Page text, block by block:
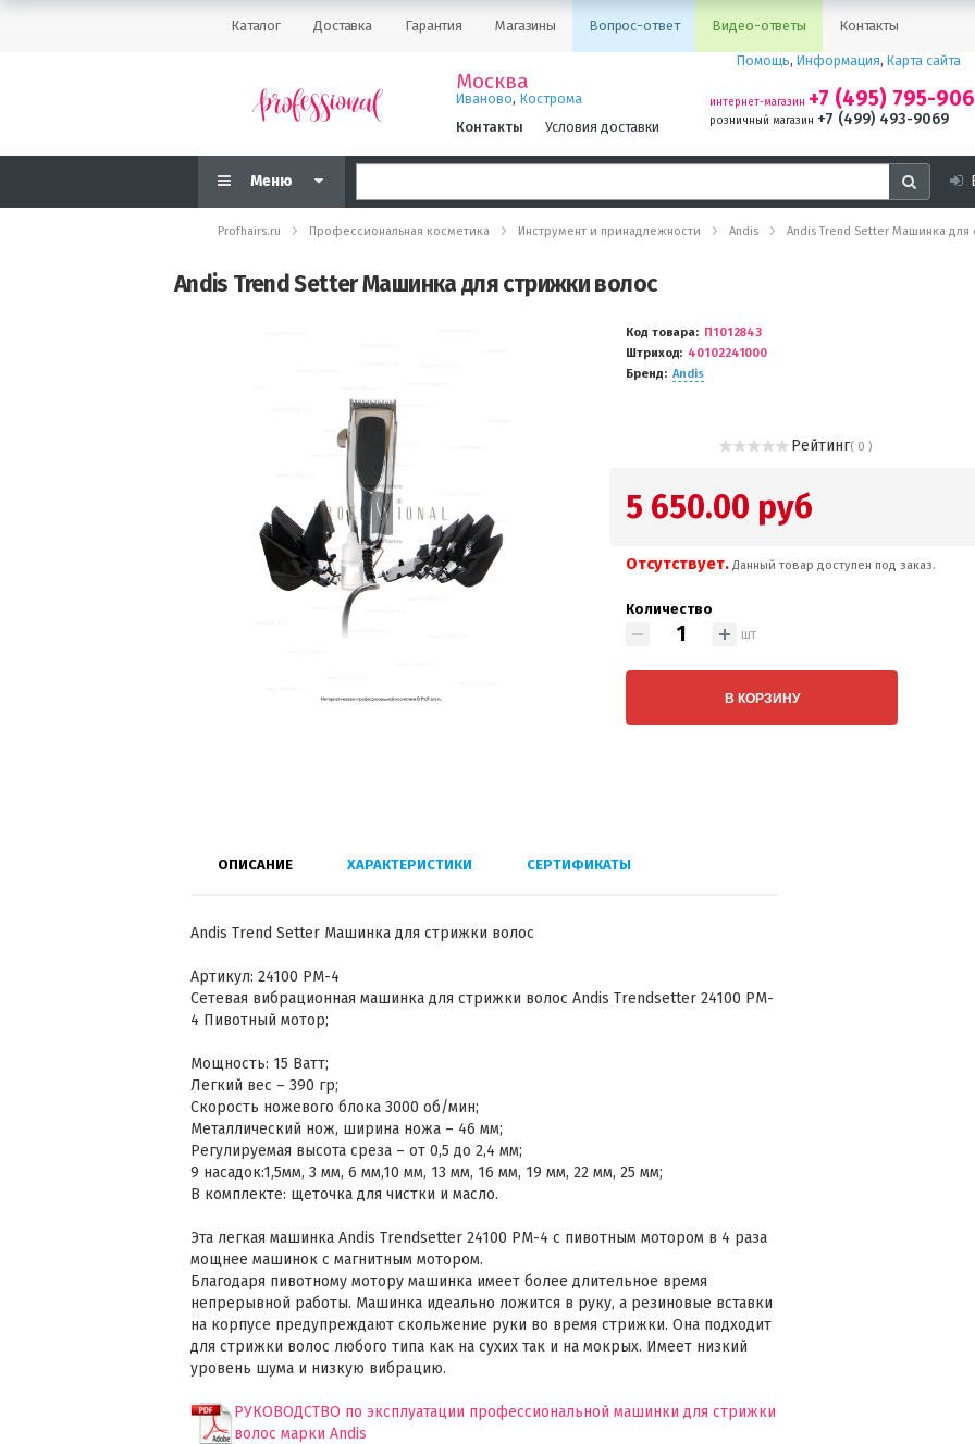
Каталог Доставка Гарантия Магазины Вопрос-ответ Видео-ответы Контакты
Москва
Иваново, Кострома
Контакты
Условия доставки
Помощь, Информация, Карта сайта
интернет-магазин +7 (495) 795-
розничный магазин +7 (499) 493-9069
Меню
Profhairs.ru Профессиональная косметика Инструмент и принадлежности Andis Andis Trend Setter Машинка для
Andis Trend Setter Машинка для стрижки волос
Код товара
П1012843
Штриход
40102241000
Бренд
Andis
Рейтинг( 0 )
5 650.00 руб
Отсутствует.Данный товар доступен под заказ.
Количество
шт
В КОРЗИНУ
ОПИСАНИЕ ХАРАКТЕРИСТИКИ СЕРТИФИКАТЫ
Andis Trend Setter Машинка для стрижки волос
Артикул: 24100 PM-4
Сетевая вибрационная машинка для стрижки волос Andis Trendsetter 24100 PM-
4 Пивотный мотор;
Мощность: 15 Ватт;
Легкий вес – 390 гр;
Скорость ножевого блока 3000 об/мин;
Металлический нож, ширина ножа – 46 мм;
Регулируемая высота среза – от 0,5 до 2,4 мм;
9 насадок:1,5мм, 3 мм, 6 мм,10 мм, 13 мм, 16 мм, 19 мм, 22 мм, 25 мм;
В комплекте: щеточка для чистки и масло.
Эта легкая машинка Andis Trendsetter 24100 PM-4 с пивотным мотором в 4 раза
мощнее машинок с магнитным мотором.
Благодаря пивотному мотору машинка имеет более длительное время
непрерывной работы. Машинка идеально ложится в руку, а резиновые вставки
на корпусе предупреждают скольжение руки во время стрижки. Она подходит
для стрижки волос любого типа как на сухих так и на мокрых. Имеет низкий
уровень шума и низкую вибрацию.
РУКОВОДСТВО по эксплуатации профессиональной машинки для стрижки
волос марки Andis